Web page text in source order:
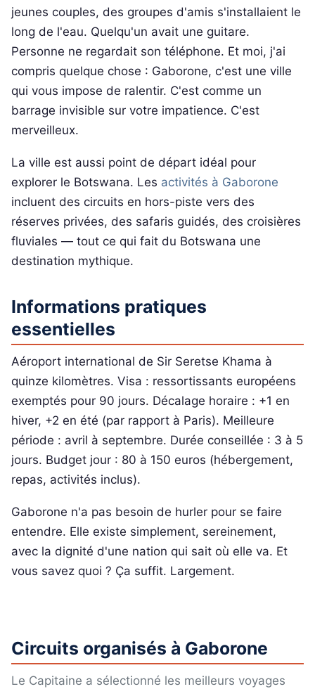
jeunes couples, des groupes d'amis s'installaient le
long de l'eau. Quelqu'un avait une guitare.
Personne ne regardait son téléphone. Et moi, j'ai
compris quelque chose : Gaborone, c'est une ville
qui vous impose de ralentir. C'est comme un
barrage invisible sur votre impatience. C'est
merveilleux.
La ville est aussi point de départ idéal pour
explorer le Botswana. Les activités à Gaborone
incluent des circuits en hors-piste vers des
réserves privées, des safaris guidés, des croisières
fluviales — tout ce qui fait du Botswana une
destination mythique.
Informations pratiques
essentielles
Aéroport international de Sir Seretse Khama à
quinze kilomètres. Visa : ressortissants européens
exemptés pour 90 jours. Décalage horaire : +1 en
hiver, +2 en été (par rapport à Paris). Meilleure
période : avril à septembre. Durée conseillée : 3 à 5
jours. Budget jour : 80 à 150 euros (hébergement,
repas, activités inclus).
Gaborone n'a pas besoin de hurler pour se faire
entendre. Elle existe simplement, sereinement,
avec la dignité d'une nation qui sait où elle va. Et
vous savez quoi ? Ça suffit. Largement.
Circuits organisés à Gaborone
Le Capitaine a sélectionné les meilleurs voyages